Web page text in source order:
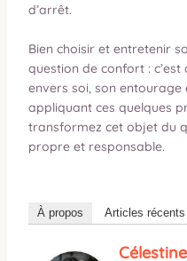
d’arrêt.
Bien choisir et entretenir
question de confort :
envers soi, son entourage
appliquant ces quelques
transformez cet objet du
propre et responsable.
À propos Articles récents